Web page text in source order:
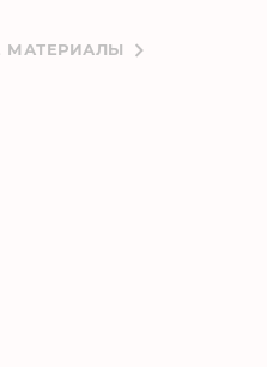
МАТЕРИАЛЫ